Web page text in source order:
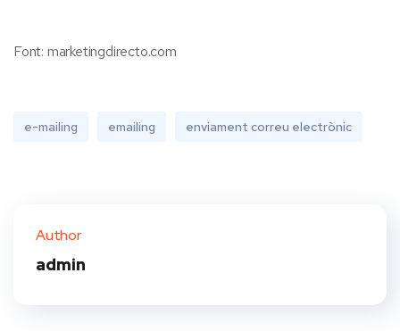
Font: marketingdirecto.com
e-mailing emailing enviament correu electrònic
Author
admin